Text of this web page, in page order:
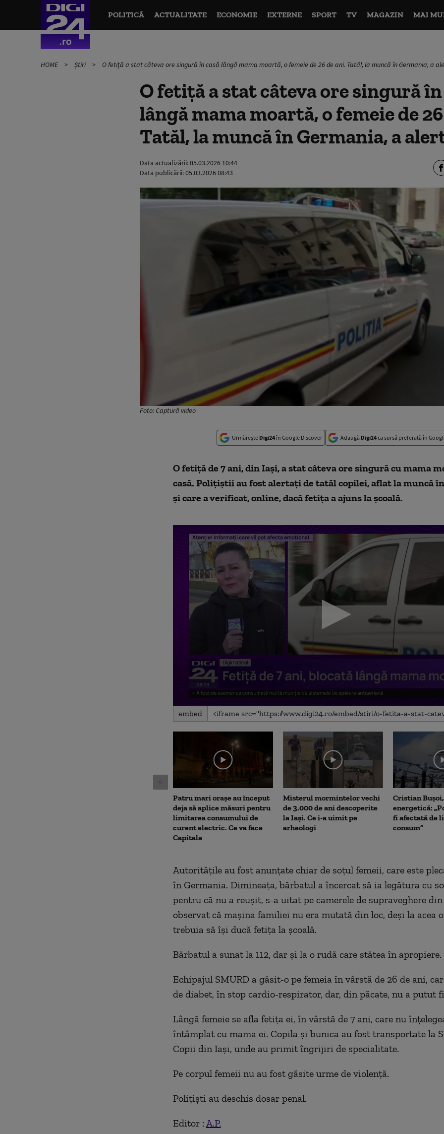
POLITICĂ ACTUALITATE ECONOMIE EXTERNE SPORT TV MAGAZIN MAI
HOME Știri O fetiţă a stat câteva ore singură în casă lângă mama moartă, o femeie de 26 de ani. Tatăl, la muncă în Germania, a
O fetiţă a stat câteva ore singură în
lângă mama moartă, o femeie de
Tatăl, la muncă în Germania, a
Data actualizării:05.03.2026 10:44
Data publicării:05.03.2026 08:43
Foto: Captură video
Urmărește Digi24în Google Discover Adaugă Digi24ca sursă preferată în
O fetiță de 7 ani, din Iași, a stat câteva ore singură cu mama
casă. Polițiștii au fost alertați de tatăl copilei, aflat la muncă
și care a verificat, online, dacă fetița a ajuns la școală.
0
seconds
58
embed
Patru mari orașe au început
deja să aplice măsuri pentru
limitarea consumului de
curent electric. Ce va face
Capitala
Misterul mormintelor vechi
de 3.000 de ani descoperite
la Iași. Ce i-a uimit pe
arheologi
Cristian
energetică:
fi afectată de
consum”
Autoritățile au fost anunțate chiar de soțul femeii, care este
în Germania. Dimineața, bărbatul a încercat să ia legătura cu
pentru că nu a reușit, s-a uitat pe camerele de supraveghere
observat că mașina familiei nu era mutată din loc, deși la acea
trebuia să își ducă fetița la școală.
Bărbatul a sunat la 112, dar și la o rudă care stătea în apropiere.
Echipajul SMURD a găsit-o pe femeia în vârstă de 26 de ani,
de diabet, în stop cardio-respirator, dar, din păcate, nu a putut
Lângă femeie se afla fetița ei, în vârstă de 7 ani, care nu
întâmplat cu mama ei. Copila și bunica au fost transportate la
Copii din Iași, unde au primit îngrijiri de specialitate.
Pe corpul femeii nu au fost găsite urme de violență.
Polițiști au deschis dosar penal.
Editor : A.P.